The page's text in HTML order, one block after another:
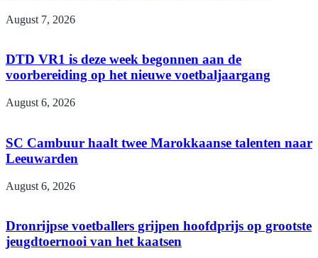
August 7, 2026
DTD VR1 is deze week begonnen aan de
voorbereiding op het nieuwe voetbaljaargang
August 6, 2026
SC Cambuur haalt twee Marokkaanse talenten naar
Leeuwarden
August 6, 2026
Dronrijpse voetballers grijpen hoofdprijs op grootste
jeugdtoernooi van het kaatsen